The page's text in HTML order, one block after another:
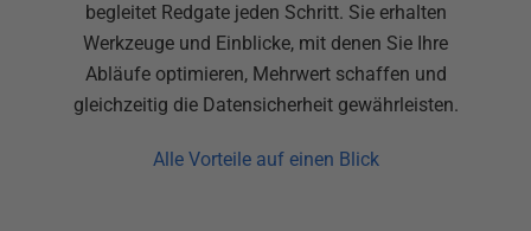
begleitet Redgate jeden Schritt. Sie erhalten
Werkzeuge und Einblicke, mit denen Sie Ihre
Abläufe optimieren, Mehrwert schaffen und
gleichzeitig die Datensicherheit gewährleisten.
Alle Vorteile auf einen Blick